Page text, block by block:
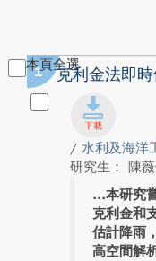
本頁全選
1 克利金法即
/ 水利及海洋
研究生： 陳
本研究
克利金和
估計降雨
高空間解